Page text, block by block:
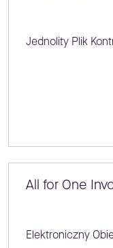
Jednolity Plik
All for One
Elektroniczny